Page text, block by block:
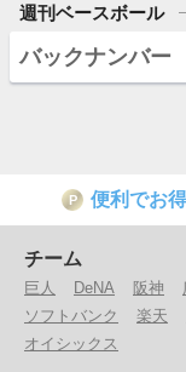
週刊ベースボール
バックナンバー
P 便利でお
チーム
巨人 DeNA 阪神
ソフトバンク
楽天
オイシックス